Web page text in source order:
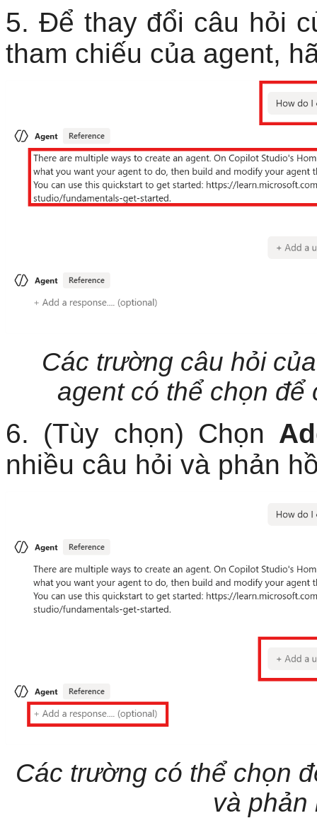
5. Để thay đổi câu hỏi
tham chiếu của agent,
Các trường câu hỏi
agent có thể chọn để
6. (Tùy chọn) Chọn
nhiều câu hỏi và phản
Các trường có thể chọn
và phản